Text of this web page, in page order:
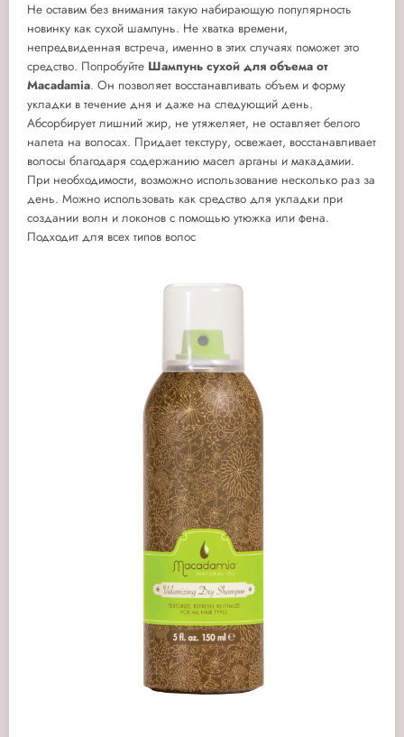
Не оставим без внимания такую набирающую популярность
новинку как сухой шампунь. Не хватка времени,
непредвиденная встреча, именно в этих случаях поможет это
средство. Попробуйте Шампунь сухой для объема от
Macadamia. Он позволяет восстанавливать объем и форму
укладки в течение дня и даже на следующий день.
Абсорбирует лишний жир, не утяжеляет, не оставляет белого
налета на волосах. Придает текстуру, освежает, восстанавливает
волосы благодаря содержанию масел арганы и макадамии.
При необходимости, возможно использование несколько раз за
день. Можно использовать как средство для укладки при
создании волн и локонов с помощью утюжка или фена.
Подходит для всех типов волос